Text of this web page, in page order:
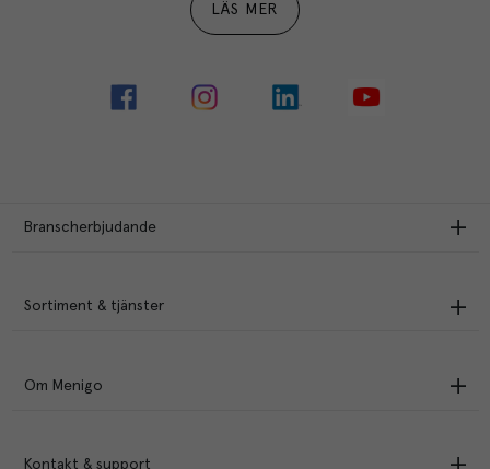
LÄS MER
Branscherbjudande
Sortiment & tjänster
Om Menigo
Kontakt & support